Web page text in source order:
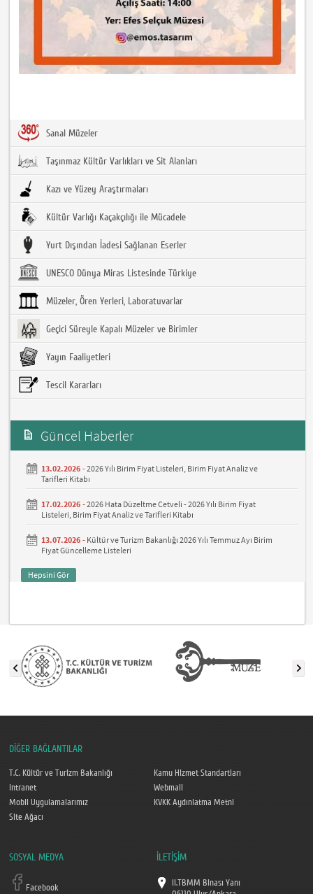
Sanal Müzeler
Taşınmaz Kültür Varlıkları ve Sit Alanları
Kazı ve Yüzey Araştırmaları
Kültür Varlığı Kaçakçılığı ile Mücadele
Yurt Dışından İadesi Sağlanan Eserler
UNESCO Dünya Miras Listesinde Türkiye
Müzeler, Ören Yerleri, Laboratuvarlar
Geçici Süreyle Kapalı Müzeler ve Birimler
Yayın Faaliyetleri
Tescil Kararları
Güncel Haberler
13.02.2026 -2026 Yılı Birim Fiyat Listeleri, Birim Fiyat Analiz ve
Tarifleri Kitabı
17.02.2026 -2026 Hata Düzeltme Cetveli - 2026 Yılı Birim Fiyat
Listeleri, Birim Fiyat Analiz ve Tarifleri Kitabı
13.07.2026 - Kültür ve Turizm Bakanlığı 2026 Yılı Temmuz Ayı Birim
Fiyat Güncelleme Listeleri
Hepsini Gör
DİĞER BAĞLANTILAR
T.C. Kültür ve Turizm Bakanlığı
Kamu Hizmet Standartları
Intranet
Webmail
Mobil Uygulamalarımız
KVKK Aydınlatma Metni
Site Ağacı
SOSYAL MEDYA
Facebook
İLETİŞİM
II.TBMM Binası Yanı